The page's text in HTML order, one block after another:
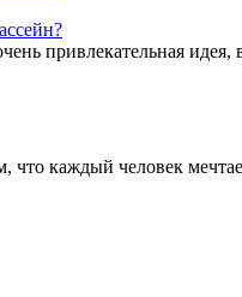
привлекательная
что каждый человек